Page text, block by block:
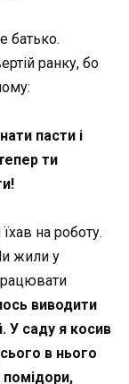
батько.
ранку, бо
пасти і
ти
на роботу.
жили у
виводити
У саду я косив
в нього